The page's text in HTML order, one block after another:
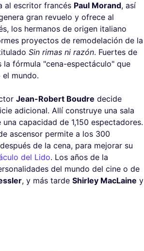
al escritor francés Paul Morand, así
gran revuelo y ofrece al
los hermanos de origen italiano
proyectos de remodelación de la
Sin rimas ni razón. Fuertes de
fórmula "cena-espectáculo" que
mundo.
Jean-Robert Boudre decide
adicional. Allí construye una sala
capacidad de 1,150 espectadores.
ascensor permite a los 300
de la cena, para mejorar su
del Lido. Los años de la
del mundo del cine o de
, y más tarde Shirley MacLaine y